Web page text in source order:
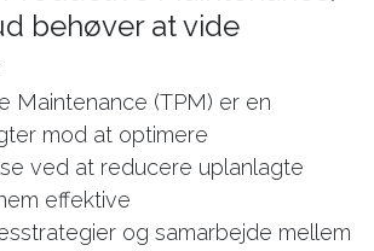
behøver at vide
Maintenance (TPM) er en
mod at optimere
ved at reducere uplanlagte
effektive
og samarbejde mellem